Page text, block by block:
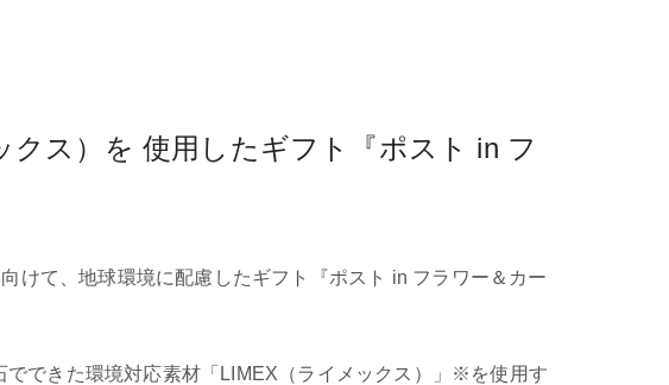
ス）を 使用したギフト『ポスト in フ
けて、地球環境に配慮したギフト『ポスト in フラワー＆カー
でできた環境対応素材「LIMEX（ライメックス）」※を使用す